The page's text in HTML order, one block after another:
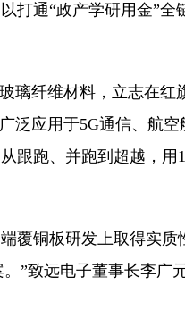
打通“政产学研用金”全
纤维材料，立志在红
泛应用于5G通信、航空
跟跑、并跑到超越，用
铜板研发上取得实质
”致远电子董事长李广